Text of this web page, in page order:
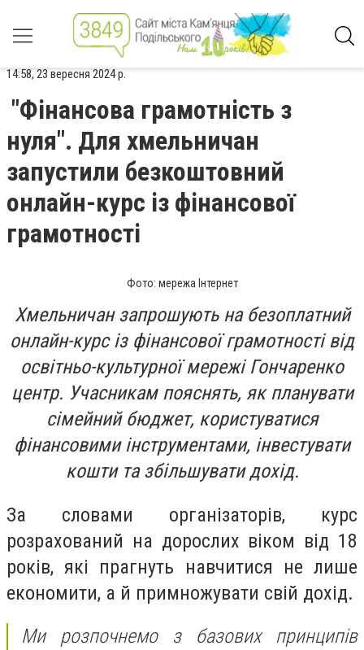
14:58, 23 вересня 2024 р.
"Фінансова грамотність з
нуля". Для хмельничан
запустили безкоштовний
онлайн-курс із фінансової
грамотності
Фото: мережа Інтернет
Хмельничан запрошують на безоплатний
онлайн-курс із фінансової грамотності від
освітньо-культурної мережі Гончаренко
центр. Учасникам пояснять, як планувати
сімейний бюджет, користуватися
фінансовими інструментами, інвестувати
кошти та збільшувати дохід.
За словами організаторів, курс
розрахований на дорослих віком від 18
років, які прагнуть навчитися не лише
економити, а й примножувати свій дохід.
Ми розпочнемо з базових принципів